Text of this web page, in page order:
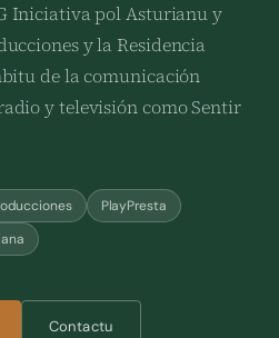
Iniciativa pol Asturianu y
y la Residencia
de la comunicación
y televisión como Sentir
PlayPresta
Contactu